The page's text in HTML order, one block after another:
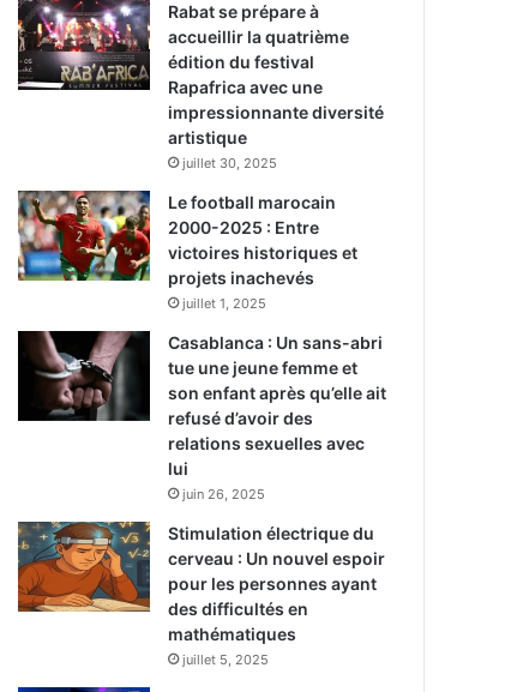
Rabat se prépare à
accueillir la quatrième
édition du festival
Rapafrica avec une
impressionnante diversité
artistique
juillet 30, 2025
Le football marocain
2000-2025 : Entre
victoires historiques et
projets inachevés
juillet 1, 2025
Casablanca : Un sans-abri
tue une jeune femme et
son enfant après qu’elle ait
refusé d’avoir des
relations sexuelles avec
lui
juin 26, 2025
Stimulation électrique du
cerveau : Un nouvel espoir
pour les personnes ayant
des difficultés en
mathématiques
juillet 5, 2025